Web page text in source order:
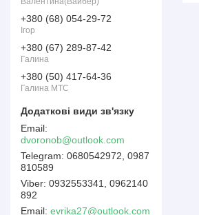
+380 (68) 054-29-72
Ігор
+380 (67) 289-87-42
Галина
+380 (50) 417-64-36
Галина МТС
dvoronob@outlook.com
0680542972, 0987
810589
0932553341, 0962140
892
Email evrika27@outlook.com